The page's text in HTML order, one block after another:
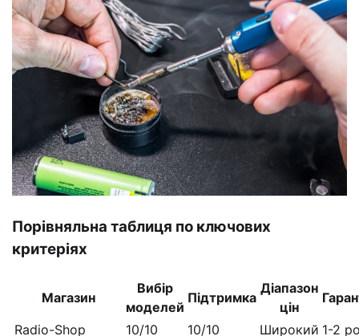
Порівняльна таблиця по ключових
критеріях
Магазин
Вибір
моделей
Підтримка
Діапазон
цін
Radio-Shop
10/10 10/10 Широкий 1-2